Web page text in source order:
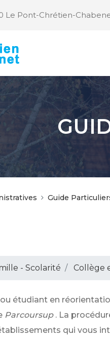
Le Pont-Chrétien-
Guide
- Scolarité Collège
étudiant en
Parcoursup . La
qui vous